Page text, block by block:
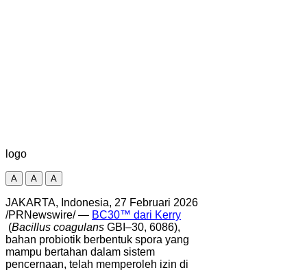
logo
A A A
JAKARTA, Indonesia, 27 Februari 2026
/PRNewswire/ — BC30™ dari Kerry
(Bacillus coagulans GBI–30, 6086),
bahan probiotik berbentuk spora yang
mampu bertahan dalam sistem
pencernaan, telah memperoleh izin di